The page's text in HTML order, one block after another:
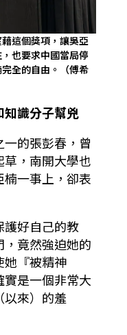
這個獎項，讓吳亞
也要求中國當局停
全的自由。（傅希
知識分子幫兇
的張彭春，曾
，南開大學也
一事上，卻表
護好自己的教
竟然強迫她的
她『被精神
是一個非常大
以來）的羞